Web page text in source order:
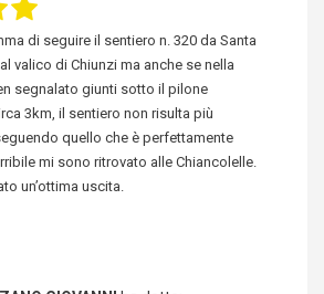
di seguire il sentiero n. 320 da Santa
valico di Chiunzi ma anche se nella
segnalato giunti sotto il pilone
3km, il sentiero non risulta più
quello che è perfettamente
mi sono ritrovato alle Chiancolelle.
un’ottima uscita.